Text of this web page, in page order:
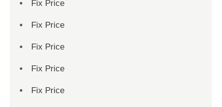
Fix Price
Fix Price
Fix Price
Fix Price
Fix Price